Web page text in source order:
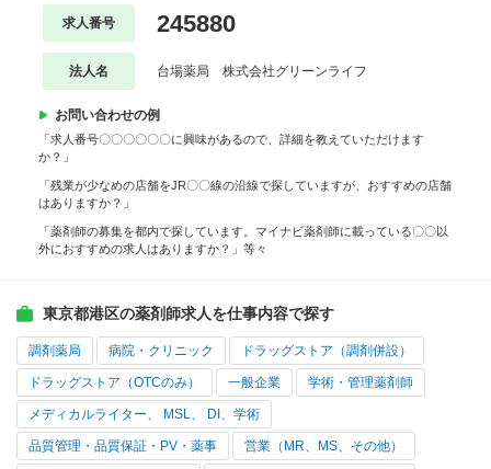
求人番号 245880
法人名 台場薬局 株式会社グリーンライフ
お問い合わせの例
「求人番号〇〇〇〇〇〇に興味があるので、詳細を教えていただけます
か？」
「残業が少なめの店舗をJR〇〇線の沿線で探していますが、おすすめの店舗
はありますか？」
「薬剤師の募集を都内で探しています。マイナビ薬剤師に載っている〇〇以
外におすすめの求人はありますか？」等々
東京都港区の薬剤師求人を仕事内容で探す
調剤薬局 病院・クリニック ドラッグストア（調剤併設）
ドラッグストア（OTCのみ） 一般企業 学術・管理薬剤師
メディカルライター、 MSL、 DI、学術
品質管理・品質保証・PV・薬事 営業（MR、MS、その他）